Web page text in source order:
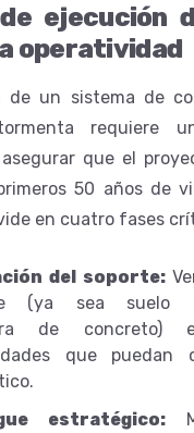
ejecución
operatividad
de un sistema de
requiere
que el
50 años de
en cuatro fases
del soporte:
(ya sea suelo
de concreto)
que puedan
estratégico: